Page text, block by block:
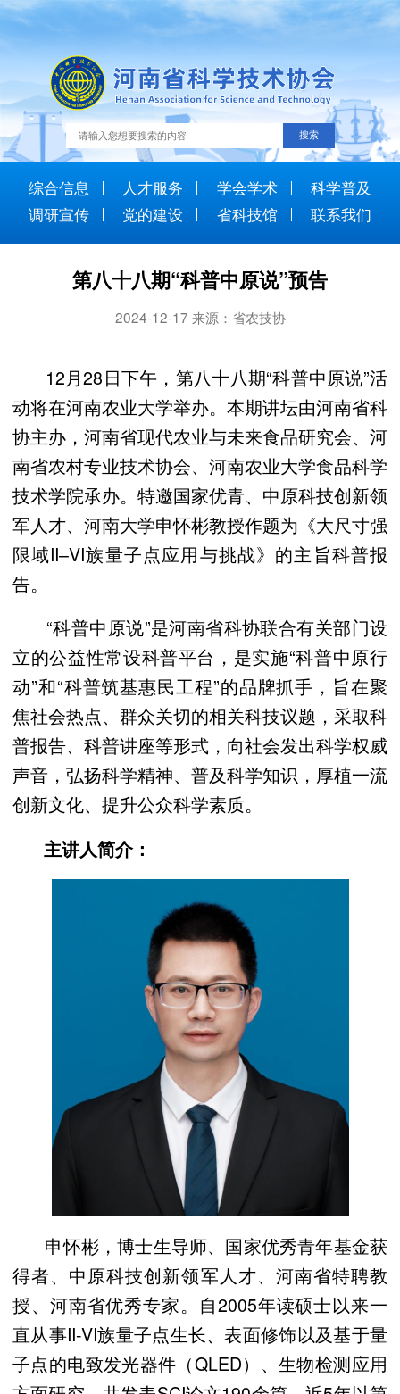
综合信息 人才服务 学会学术
科学普及
调研宣传
党的建设 省科技馆 联系我们
第八十八期“科普中原说”预告
2024-12-17 来源：省农技协
12月28日下午，第八十八期“科普中原说”活
动将在河南农业大学举办。本期讲坛由河南省科
协主办，河南省现代农业与未来食品研究会、河
南省农村专业技术协会、河南农业大学食品科学
技术学院承办。特邀国家优青、中原科技创新领
军人才、河南大学申怀彬教授作题为《大尺寸强
限域II–VI族量子点应用与挑战》的主旨科普报
告。
“科普中原说”是河南省科协联合有关部门设
立的公益性常设科普平台，是实施“科普中原行
动”和“科普筑基惠民工程”的品牌抓手，旨在聚
焦社会热点、群众关切的相关科技议题，采取科
普报告、科普讲座等形式，向社会发出科学权威
声音，弘扬科学精神、普及科学知识，厚植一流
创新文化、提升公众科学素质。
主讲人简介：
申怀彬，博士生导师、国家优秀青年基金获
得者、中原科技创新领军人才、河南省特聘教
授、河南省优秀专家。自2005年读硕士以来一
直从事II-VI族量子点生长、表面修饰以及基于量
子点的电致发光器件（QLED）、生物检测应用